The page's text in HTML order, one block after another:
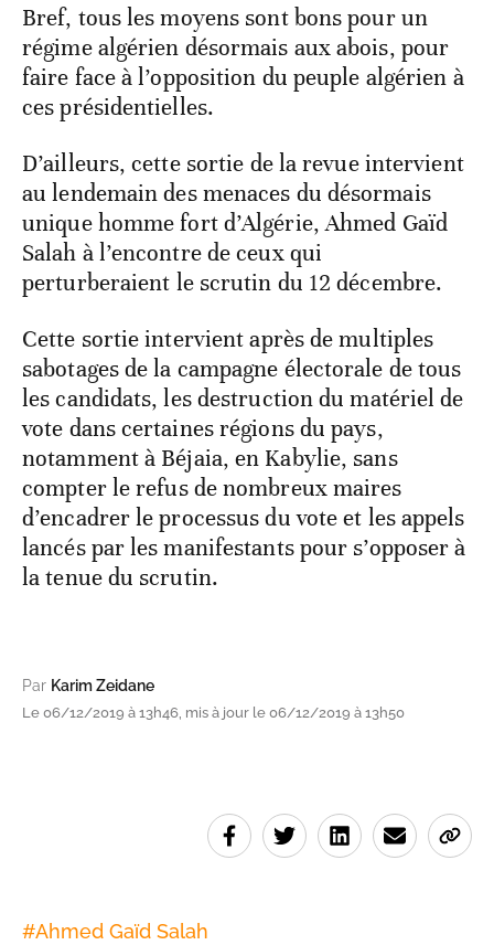
Bref, tous les moyens sont bons pour un
régime algérien désormais aux abois, pour
faire face à l’opposition du peuple algérien à
ces présidentielles.
D’ailleurs, cette sortie de la revue intervient
au lendemain des menaces du désormais
unique homme fort d’Algérie, Ahmed Gaïd
Salah à l’encontre de ceux qui
perturberaient le scrutin du 12 décembre.
Cette sortie intervient après de multiples
sabotages de la campagne électorale de tous
les candidats, les destruction du matériel de
vote dans certaines régions du pays,
notamment à Béjaia, en Kabylie, sans
compter le refus de nombreux maires
d’encadrer le processus du vote et les appels
lancés par les manifestants pour s’opposer à
la tenue du scrutin.
Par Karim Zeidane
Le 06/12/2019 à 13h46, mis à jour le 06/12/2019 à 13h50
#Ahmed Gaïd Salah